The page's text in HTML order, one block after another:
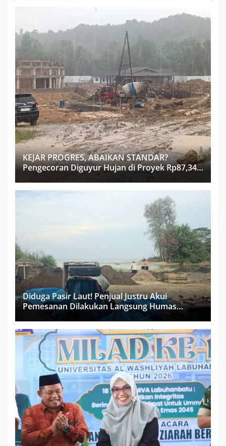
KEJAR PROGRES, ABAIKAN STANDAR?
Pengecoran Diguyur Hujan di Proyek Rp87,34
Miliar Sukma Nias, Konsultan, Pengawas dan
PPK Bungkam
Diduga Pasir Laut! Penjual Justru Akui
Pemesanan Dilakukan Langsung Humas